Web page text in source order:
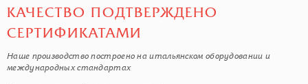
КАЧЕСТВО ПОДТВЕРЖДЕНО
СЕРТИФИКАТАМИ
Наше производство построено на итальянском оборудовании и
международных стандартах